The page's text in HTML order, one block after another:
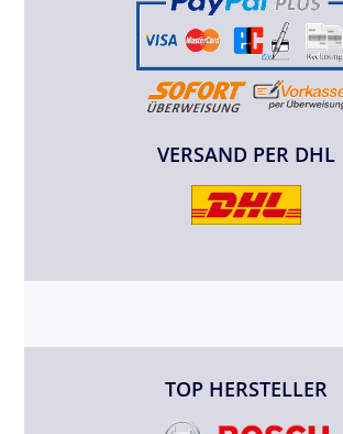
VERSAND PER DHL
TOP HERSTELLER